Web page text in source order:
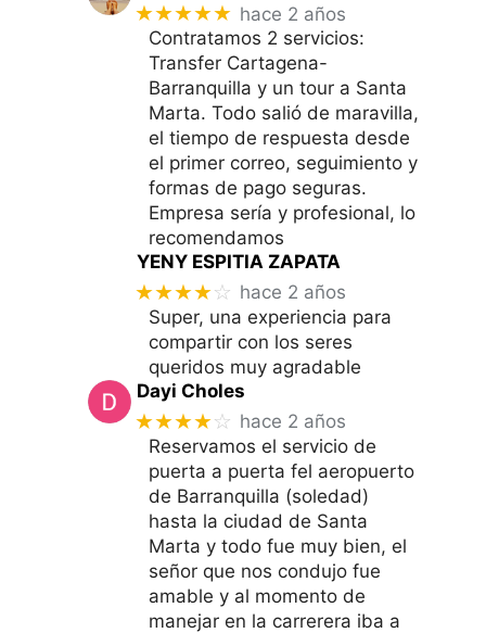
★★★★★ hace 2 años
Contratamos 2 servicios:
Transfer Cartagena-
Barranquilla y un tour a Santa
Marta. Todo salió de maravilla,
el tiempo de respuesta desde
el primer correo, seguimiento y
formas de pago seguras.
Empresa sería y profesional, lo
recomendamos
YENY ESPITIA ZAPATA
★★★★☆ hace 2 años
Super, una experiencia para
compartir con los seres
queridos muy agradable
Dayi Choles
★★★★☆ hace 2 años
Reservamos el servicio de
puerta a puerta fel aeropuerto
de Barranquilla (soledad)
hasta la ciudad de Santa
Marta y todo fue muy bien, el
señor que nos condujo fue
amable y al momento de
manejar en la carrerera iba a